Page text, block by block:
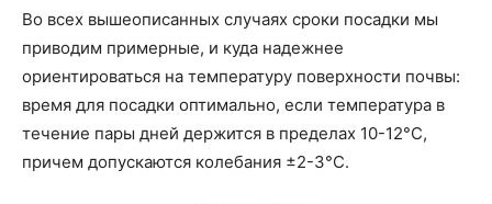
Во всех вышеописанных случаях сроки посадки мы
приводим примерные, и куда надежнее
ориентироваться на температуру поверхности почвы:
время для посадки оптимально, если температура в
течение пары дней держится в пределах 10-12°С,
причем допускаются колебания ±2-3°С.